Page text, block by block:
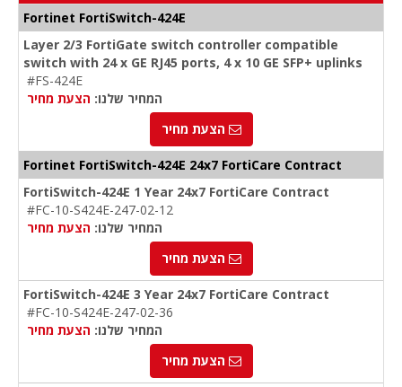
Fortinet FortiSwitch-424E
Layer 2/3 FortiGate switch controller compatible
switch with 24 x GE RJ45 ports, 4 x 10 GE SFP+ uplinks
#FS-424E
המחיר שלנו: הצעת מחיר
הצעת מחיר
Fortinet FortiSwitch-424E 24x7 FortiCare Contract
FortiSwitch-424E 1 Year 24x7 FortiCare Contract
#FC-10-S424E-247-02-12
המחיר שלנו: הצעת מחיר
הצעת מחיר
FortiSwitch-424E 3 Year 24x7 FortiCare Contract
#FC-10-S424E-247-02-36
המחיר שלנו: הצעת מחיר
הצעת מחיר